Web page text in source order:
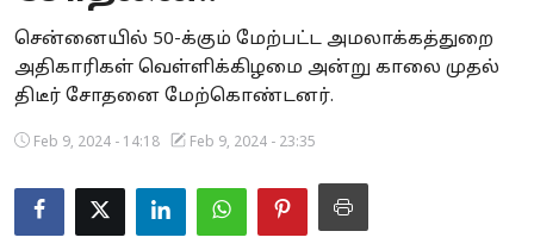
Videos
Health
Special Story
சென்னையில் 50-க்கும் மேற்பட்ட அமலாக்கத்துறை
அதிகாரிகள் வெள்ளிக்கிழமை அன்று காலை முதல்
திடீர் சோதனை மேற்கொண்டனர்.
Feb 9, 2024 - 14:18 Feb 9, 2024 - 23:35